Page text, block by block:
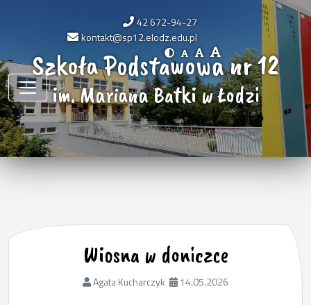
42 672-94-27
kontakt@sp12.elodz.edu.pl
Szkoła Podstawowa nr 12
im. Mariana Batki w Łodzi
Wiosna w doniczce
Agata Kucharczyk 14.05.2026